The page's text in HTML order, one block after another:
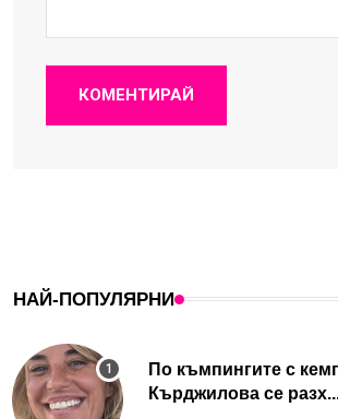
КОМЕНТИРАЙ
НАЙ-ПОПУЛЯРНИ
По къмпингите с
Кърджилова се